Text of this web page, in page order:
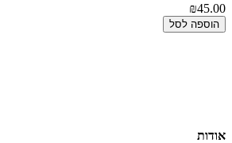
₪45.00
הוספה לסל
אודות